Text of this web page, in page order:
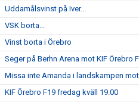
Uddamålsvinst på Iver...
VSK borta...
Vinst borta i Örebro
Seger på Berhn Arena mot KIF Örebro
Missa inte Amanda i landskampen
KIF Örebro F19 fredag kväll 19.00